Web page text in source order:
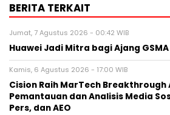
BERITA TERKAIT
Jumat, 7 Agustus 2026 - 00:42 WIB
Huawei Jadi Mitra bagi Ajang GSMA
Kamis, 6 Agustus 2026 - 17:00 WIB
Cision Raih MarTech
Pemantauan dan Analisis Media
Pers, dan AEO